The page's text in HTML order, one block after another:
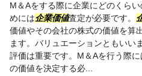
M＆Aをする際に企業にどのくら
めには企業価値査定が必要です。
価値やその会社の株式の価値を算
ます。バリュエーションともいい
評価は重要です。M＆Aを行う際
の価値を決定する必...